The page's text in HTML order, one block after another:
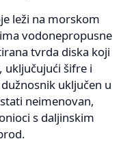
leži na morskom
vodonepropusne
tvrda diska koji
uključujući šifre i
uključen u
neimenovan,
s daljinskim